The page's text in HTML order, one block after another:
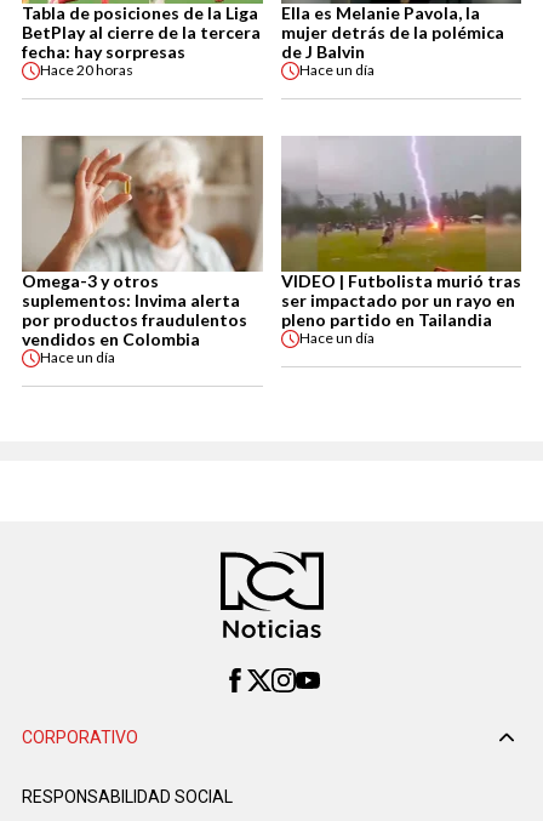
Tabla de posiciones de la Liga
BetPlay al cierre de la tercera
fecha: hay sorpresas
Hace20 horas
Ella es Melanie Pavola, la
mujer detrás de la polémica
de J Balvin
Haceun día
Omega-3 y otros
suplementos: Invima alerta
por productos fraudulentos
vendidos en Colombia
Haceun día
VIDEO | Futbolista murió tras
ser impactado por un rayo en
pleno partido en Tailandia
Haceun día
CORPORATIVO
RESPONSABILIDAD SOCIAL